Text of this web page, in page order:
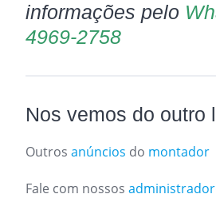
informações pelo
4969-2758
Nos vemos do outro
Outros anúncios do montador
Fale com nossos